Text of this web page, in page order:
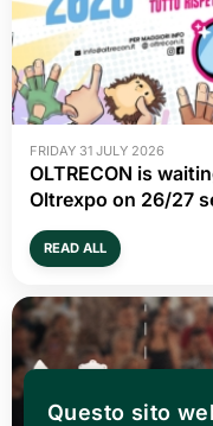
FRIDAY 31 JULY 2026
OLTRECON is
Oltrexpo on 26/27
READ ALL
Questo sito